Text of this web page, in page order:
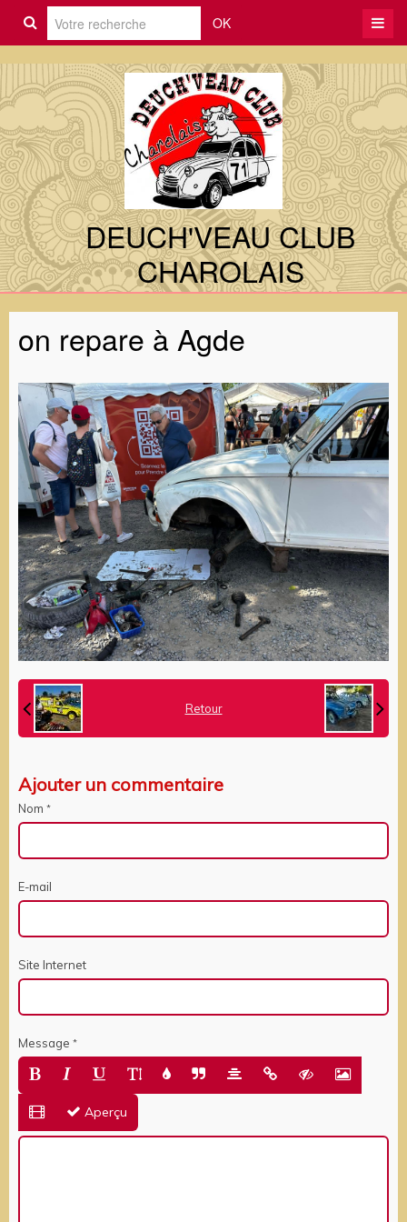
OK
DEUCH'VEAU CLUB
CHAROLAIS
on repare à Agde
Retour
Ajouter un commentaire
Nom
E-mail
Site Internet
Message
Aperçu